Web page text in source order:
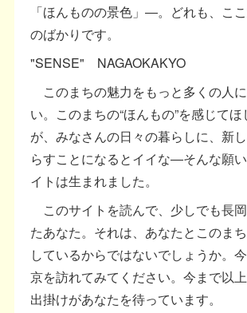
「ほんものの景色」―。どれも、こ
のばかりです。
"SENSE" NAGAOKAKYO
このまちの魅力をもっと多くの人
い。このまちの“ほんもの”を感じて
が、みなさんの日々の暮らしに、新
らすことになるとイイな―そんな願
イトは生まれました。
このサイトを読んで、少しでも長
たあなた。それは、あなたとこのま
しているからではないでしょうか。
京を訪れてみてください。今まで以
出掛けがあなたを待っています。